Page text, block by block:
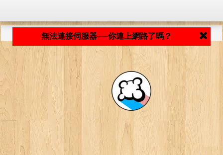
無法連接伺服器──你連上網路了嗎？
程式載入中... ...